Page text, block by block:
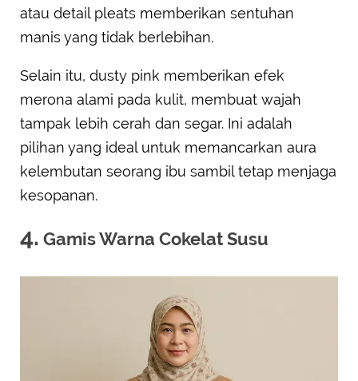
atau detail pleats memberikan sentuhan
manis yang tidak berlebihan.
Selain itu, dusty pink memberikan efek
merona alami pada kulit, membuat wajah
tampak lebih cerah dan segar. Ini adalah
pilihan yang ideal untuk memancarkan aura
kelembutan seorang ibu sambil tetap menjaga
kesopanan.
4. Gamis Warna Cokelat Susu